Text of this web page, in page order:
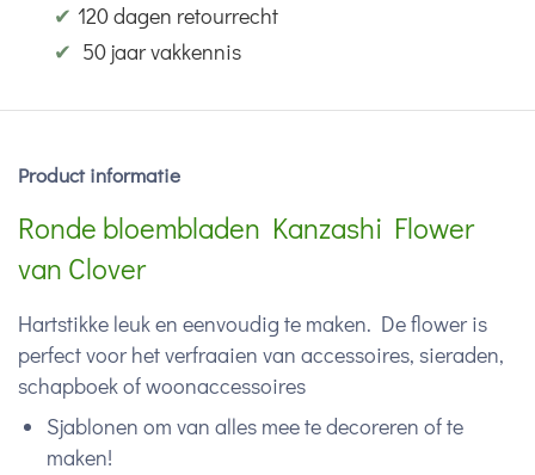
✔ 120 dagen retourrecht
✔ 50 jaar vakkennis
Product informatie
Ronde bloembladen Kanzashi Flower
van Clover
Hartstikke leuk en eenvoudig te maken. De flower is
perfect voor het verfraaien van accessoires, sieraden,
schapboek of woonaccessoires
Sjablonen om van alles mee te decoreren of te
maken!